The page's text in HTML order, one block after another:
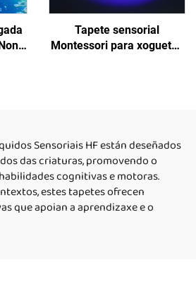
Tapete sensorial
Montessori para xoguetes
Sensoriais HF están deseñados
das criaturas, promovendo o
cognitivas e motoras.
estes tapetes ofrecen
que apoian a aprendizaxe e o